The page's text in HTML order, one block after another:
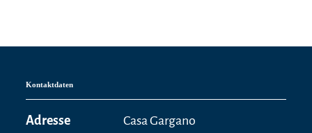
Kontaktdaten
Adresse
Casa Gargano